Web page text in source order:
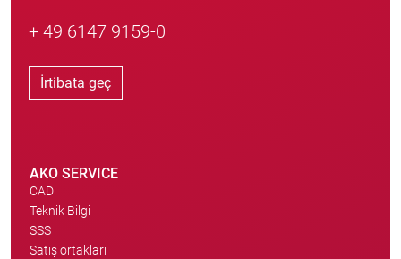
+ 49 6147 9159-0
İrtibata geç
AKO SERVICE
CAD
Teknik Bilgi
SSS
Satış ortakları